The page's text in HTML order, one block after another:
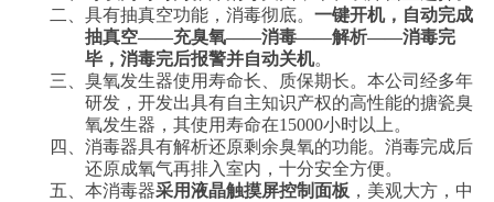
二、具有抽真空功能，消毒彻底。一键开机，自动完成
抽真空——充臭氧——消毒——解析——消毒完
毕，消毒完后报警并自动关机。
三、臭氧发生器使用寿命长、质保期长。本公司经多年
研发，开发出具有自主知识产权的高性能的搪瓷臭
氧发生器，其使用寿命在15000小时以上。
四、消毒器具有解析还原剩余臭氧的功能。消毒完成后
还原成氧气再排入室内，十分安全方便。
五、本消毒器采用液晶触摸屏控制面板 ，美观大方，中